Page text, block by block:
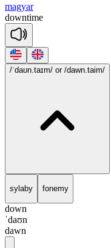
magyar
downtime
/ˈdaʊn.taɪm/ or /dawn.taim/
sylaby fonemy
down
ˈdaʊn
dawn